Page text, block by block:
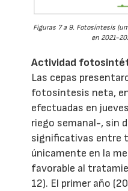
Figuras 7 a 9. Fotosíntesis
en 2021-
Actividad
Las cepas
fotosíntesis neta,
efectuadas en
riego semanal-, sin
significativas entre
únicamente en la
favorable al
12). El primer año